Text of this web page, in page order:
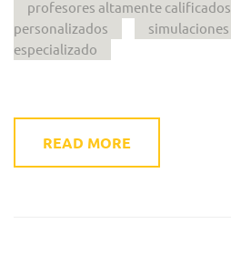
profesores altamente calificados
personalizados
simulaciones
especializado
READ MORE